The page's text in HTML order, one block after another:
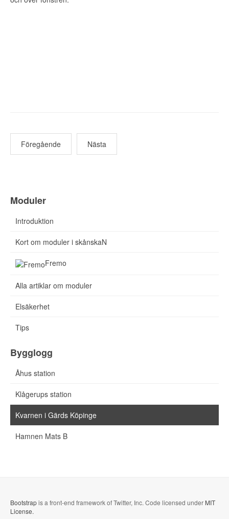
Föregående Nästa
Moduler
Introduktion
Kort om moduler i skånskaN
Fremo
Alla artiklar om moduler
Elsäkerhet
Tips
Bygglogg
Åhus station
Klågerups station
Kvarnen i Gärds Köpinge
Hamnen Mats B
Bootstrapis a front-end framework of Twitter, Inc. Code licensed under MIT
License.